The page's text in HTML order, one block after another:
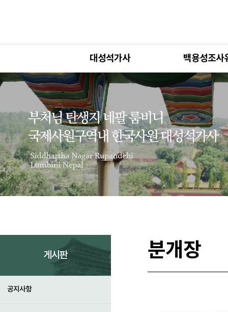
대성석가사 백용성조사
게시판
공지사항
분개장